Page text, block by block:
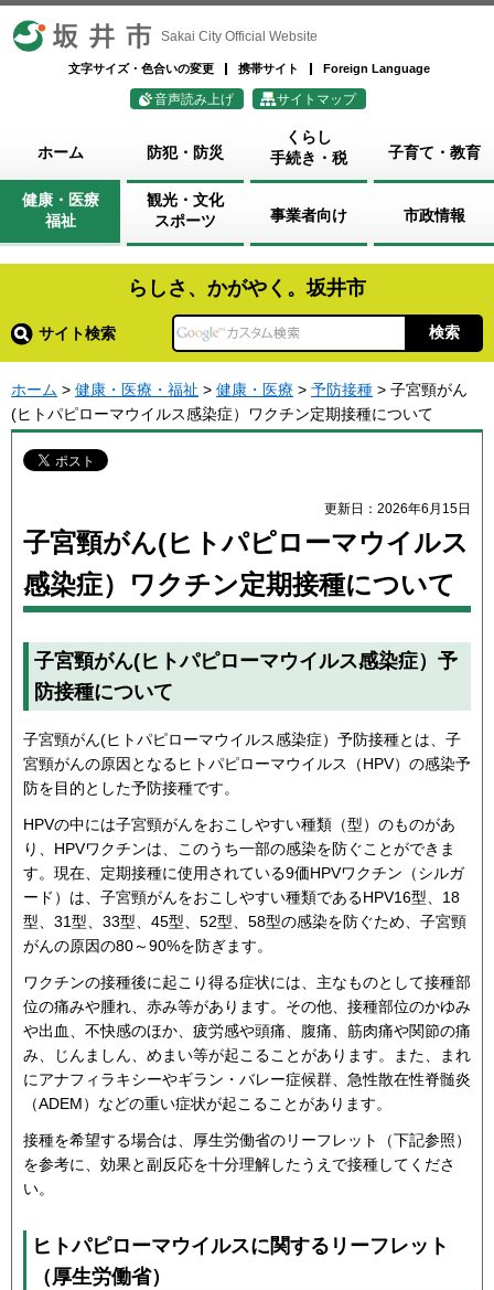
坂井市 Sakai City Official Website
文字サイズ・色合いの変更 携帯サイト Foreign Language
音声読み上げ サイトマップ
ホーム 防犯・防災
くらし
手続き・税
子育て・教育
健康・医療
福祉
観光・文化
スポーツ
事業者向け 市政情報
らしさ、かがやく。坂井市
サイト検索
ホーム > 健康・医療・福祉 > 健康・医療 > 予防接種 > 子宮頸がん
(ヒトパピローマウイルス感染症）ワクチン定期接種について
更新日：2026年6月15日
子宮頸がん(ヒトパピローマウイルス
感染症）ワクチン定期接種について
子宮頸がん(ヒトパピローマウイルス感染症）予
防接種について
子宮頸がん(ヒトパピローマウイルス感染症）予防接種とは、子
宮頸がんの原因となるヒトパピローマウイルス（HPV）の感染予
防を目的とした予防接種です。
HPVの中には子宮頸がんをおこしやすい種類（型）のものがあ
り、HPVワクチンは、このうち一部の感染を防ぐことができま
す。現在、定期接種に使用されている9価HPVワクチン（シルガ
ード）は、子宮頸がんをおこしやすい種類であるHPV16型、18
型、31型、33型、45型、52型、58型の感染を防ぐため、子宮頸
がんの原因の80～90%を防ぎます。
ワクチンの接種後に起こり得る症状には、主なものとして接種部
位の痛みや腫れ、赤み等があります。その他、接種部位のかゆみ
や出血、不快感のほか、疲労感や頭痛、腹痛、筋肉痛や関節の痛
み、じんましん、めまい等が起こることがあります。また、まれ
にアナフィラキシーやギラン・バレー症候群、急性散在性脊髄炎
（ADEM）などの重い症状が起こることがあります。
接種を希望する場合は、厚生労働省のリーフレット（下記参照）
を参考に、効果と副反応を十分理解したうえで接種してくださ
い。
ヒトパピローマウイルスに関するリーフレット
（厚生労働省）